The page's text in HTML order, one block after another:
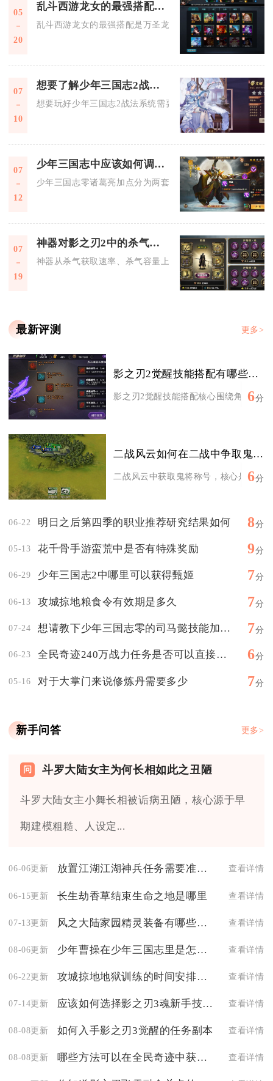
05
20
乱斗西游龙女的最强搭配是什么
乱斗西游龙女的最强搭配是万圣龙女+九头虫+菩提祖师，这
07
10
想要了解少年三国志2战法该怎么做
想要玩好少年三国志2战法系统需要围绕战法获取分级、定
07
12
少年三国志中应该如何调整零诸葛亮的加点
少年三国志零诸葛亮加点分为两套主流方案，控场辅助流优
07
19
神器对影之刃2中的杀气有何影响
神器从杀气获取速率、杀气容量上限、杀气消耗减免、满杀
最新评测 更多>
影之刃2觉醒技能搭配有哪些推荐
影之刃2觉醒技能搭配核心围绕角色定
6分
二战风云如何在二战中争取鬼将的称号
二战风云中获取鬼将称号，核心是集齐
6分
06-22 明日之后第四季的职业推荐研究结果如何 8分
05-13 花千骨手游蛮荒中是否有特殊奖励 9分
06-29 少年三国志2中哪里可以获得甄姬 7分
06-13 攻城掠地粮食令有效期是多久 7分
07-24 想请教下少年三国志零的司马懿技能加点方案 7分
06-23 全民奇迹240万战力任务是否可以直接跳过 6分
05-16 对于大掌门来说修炼丹需要多少 7分
新手问答 更多>
斗罗大陆女主为何长相如此之丑陋
斗罗大陆女主小舞长相被诟病丑陋，核心源于早
期建模粗糙、人设定...
06-06更新 放置江湖江湖神兵任务需要准备哪些物品 查看详情
06-15更新 长生劫香草结束生命之地是哪里 查看详情
07-13更新 风之大陆家园精灵装备有哪些推荐 查看详情
08-06更新 少年曹操在少年三国志里是怎么得到的 查看详情
06-22更新 攻城掠地地狱训练的时间安排是怎样的 查看详情
07-14更新 应该如何选择影之刃3魂新手技能链搭配加点 查看详情
08-08更新 如何入手影之刃3觉醒的任务副本 查看详情
08-08更新 哪些方法可以在全民奇迹中获得萤石材料 查看详情